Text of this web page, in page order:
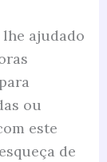
ajudado
ou
este
de